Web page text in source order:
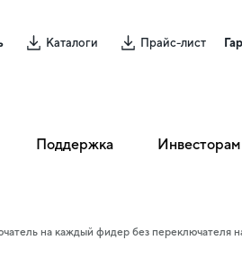
Каталоги Прайс-лист
Поддержка Инвесторам
на каждый фидер без переключателя